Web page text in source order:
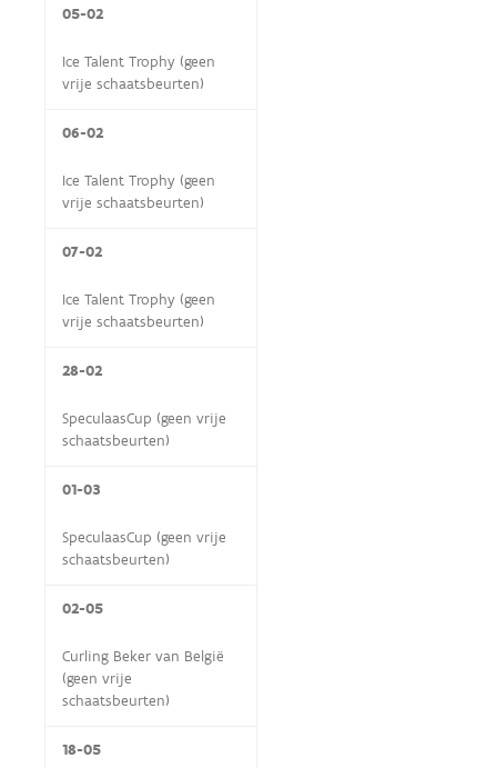
05-02
Ice Talent Trophy (geen
vrije schaatsbeurten)
06-02
Ice Talent Trophy (geen
vrije schaatsbeurten)
07-02
Ice Talent Trophy (geen
vrije schaatsbeurten)
28-02
SpeculaasCup (geen vrije
schaatsbeurten)
01-03
SpeculaasCup (geen vrije
schaatsbeurten)
02-05
Curling Beker van België
(geen vrije
schaatsbeurten)
18-05